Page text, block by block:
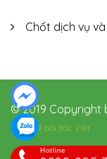
Chốt dịch vụ
© 2019 Copyright
Thiết kế bởi Bắc Việt
Hotline